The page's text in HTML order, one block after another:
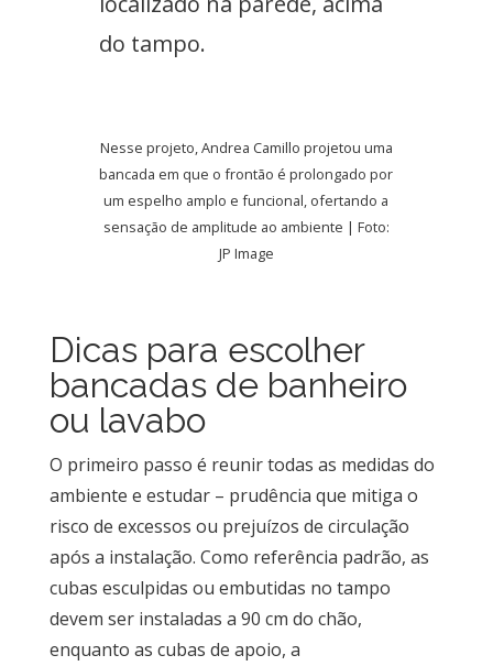
do tampo.
Nesse projeto, Andrea Camillo projetou uma
bancada em que o frontão é prolongado por
um espelho amplo e funcional, ofertando a
sensação de amplitude ao ambiente | Foto:
JP Image
Dicas para escolher
bancadas de banheiro
ou lavabo
O primeiro passo é reunir todas as medidas do
ambiente e estudar – prudência que mitiga o
risco de excessos ou prejuízos de circulação
após a instalação. Como referência padrão, as
cubas esculpidas ou embutidas no tampo
devem ser instaladas a 90 cm do chão,
enquanto as cubas de apoio, a